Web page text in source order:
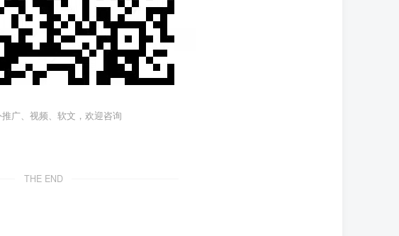
广、视频、软文，欢迎咨询
THE END